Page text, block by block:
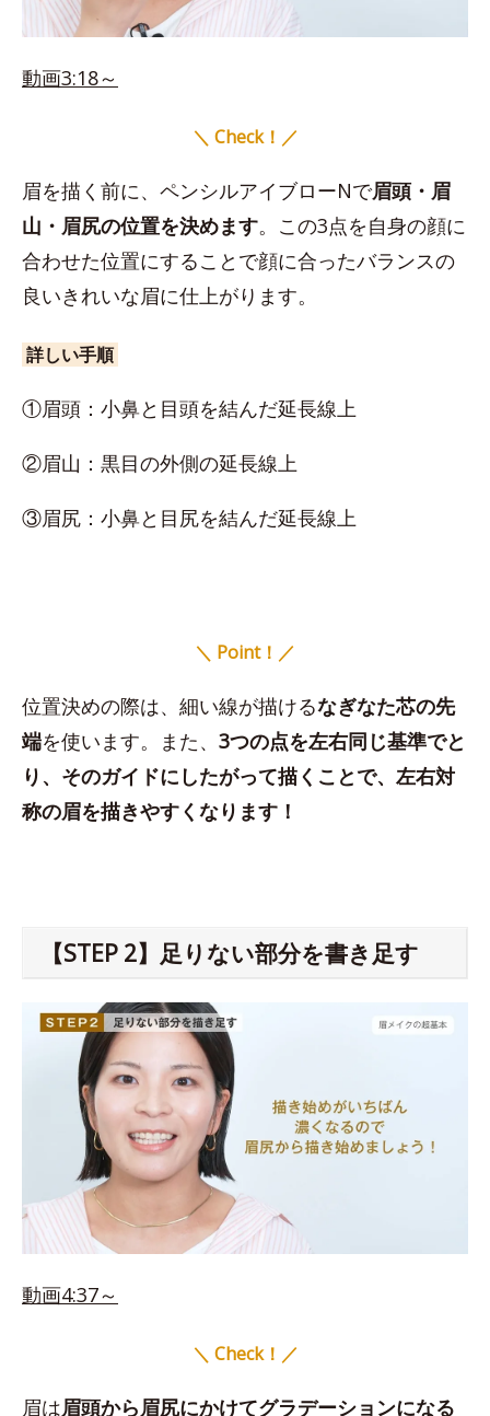
動画3:18～
＼ Check！／
眉を描く前に、ペンシルアイブローNで眉頭・眉
山・眉尻の位置を決めます。この3点を自身の顔に
合わせた位置にすることで顔に合ったバランスの
良いきれいな眉に仕上がります。
詳しい手順
①眉頭：小鼻と目頭を結んだ延長線上
②眉山：黒目の外側の延長線上
③眉尻：小鼻と目尻を結んだ延長線上
＼ Point！／
位置決めの際は、細い線が描けるなぎなた芯の先
端を使います。また、 3つの点を左右同じ基準でと
り、そのガイドにしたがって描くことで、左右対
称の眉を描きやすくなります！
【STEP 2】足りない部分を書き足す
動画4:37～
＼ Check！／
眉は眉頭から眉尻にかけてグラデーションになる